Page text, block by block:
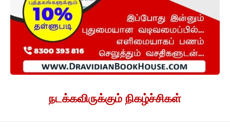
நடக்கவிருக்கும் நிகழ்ச்சிகள்